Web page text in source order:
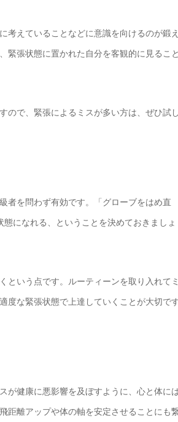
考えていることなどに意識を向けるのが鍛え
緊張状態に置かれた自分を客観的に見ること
ので、緊張によるミスが多い方は、ぜひ試し
者を問わず有効です。「グローブをはめ直
になれる、ということを決めておきましょ
という点です。ルーティーンを取り入れてミ
度な緊張状態で上達していくことが大切で
が健康に悪影響を及ぼすように、心と体に
距離アップや体の軸を安定させることにも